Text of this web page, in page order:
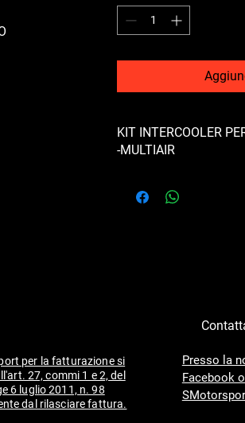
KIT INTERCOOLER
-MULTIAIR
T-JET -MULTIAIR, ALFA
per la fatturazione si
27, commi 1 e 2, del
6 luglio 2011, n. 98
dal rilasciare fattura.
Presso la
Facebook